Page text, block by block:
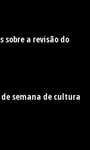
sobre a revisão do
semana de cultura